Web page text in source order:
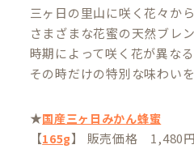
三ヶ日の里山に咲く花々か
さまざまな花蜜の天然ブレ
時期によって咲く花が異な
その時だけの特別な味わい
★国産三ヶ日みかん蜂蜜
【165g】 販売価格 1,480